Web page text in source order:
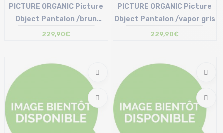
PICTURE ORGANIC Picture
Object Pantalon /brun
coffee
229,90€
PICTURE ORGANIC Picture
Object Pantalon /vapor gris
229,90€